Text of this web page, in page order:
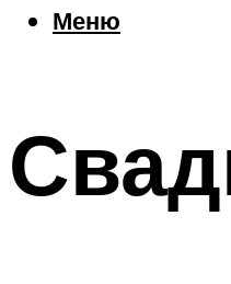
Еда
Меню
Меню